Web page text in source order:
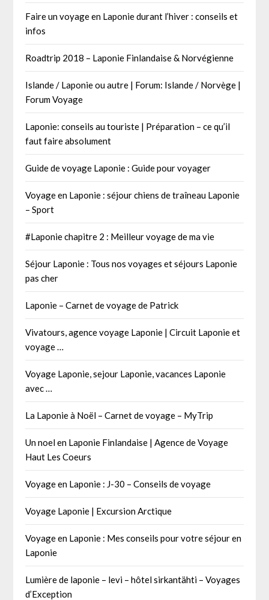
Faire un voyage en Laponie durant l’hiver : conseils et
infos
Roadtrip 2018 – Laponie Finlandaise & Norvégienne
Islande / Laponie ou autre | Forum: Islande / Norvège |
Forum Voyage
Laponie: conseils au touriste | Préparation – ce qu’il
faut faire absolument
Guide de voyage Laponie : Guide pour voyager
Voyage en Laponie : séjour chiens de traîneau Laponie
– Sport
#Laponie chapitre 2 : Meilleur voyage de ma vie
Séjour Laponie : Tous nos voyages et séjours Laponie
pas cher
Laponie – Carnet de voyage de Patrick
Vivatours, agence voyage Laponie | Circuit Laponie et
voyage …
Voyage Laponie, sejour Laponie, vacances Laponie
avec …
La Laponie à Noël – Carnet de voyage – MyTrip
Un noel en Laponie Finlandaise | Agence de Voyage
Haut Les Coeurs
Voyage en Laponie : J-30 – Conseils de voyage
Voyage Laponie | Excursion Arctique
Voyage en Laponie : Mes conseils pour votre séjour en
Laponie
Lumière de laponie – levi – hôtel sirkantähti – Voyages
d’Exception